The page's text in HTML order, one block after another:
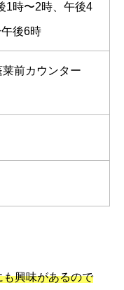
1時〜2時、午後4
後6時
前カウンター
興味があるので